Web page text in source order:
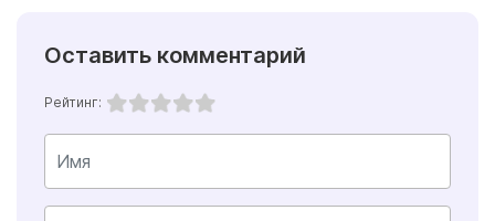
Оставить комментарий
Рейтинг: